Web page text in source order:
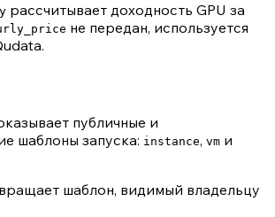
рассчитывает доходность GPU за
не передан, используется
публичные и
шаблоны запуска: instance, vm и
шаблон, видимый владельцу